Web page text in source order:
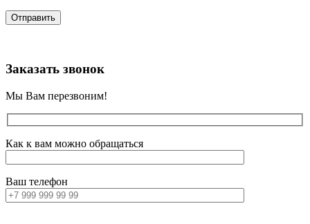
Заказать звонок
Мы Вам перезвоним!
Как к вам можно обращаться
Ваш телефон